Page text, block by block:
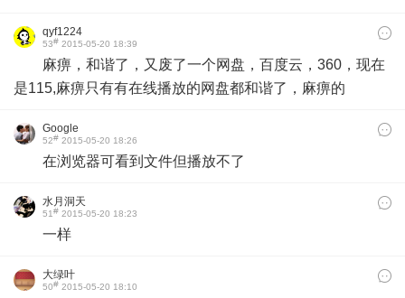
qyf1224
53# 2015-05-20 18:39
麻痹，和谐了，又废了一个网盘，百度云，360，现在
是115,麻痹只有有在线播放的网盘都和谐了，麻痹的
Google
52# 2015-05-20 18:26
在浏览器可看到文件但播放不了
水月洞天
51# 2015-05-20 18:23
一样
大绿叶
50# 2015-05-20 18:10